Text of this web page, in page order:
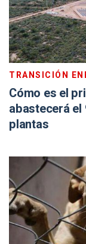
TRANSICIÓN
Cómo es el
abastecerá el
plantas